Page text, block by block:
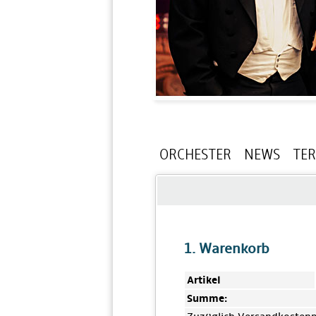
ORCHESTER NEWS
1. Warenkorb
Artikel
Summe: